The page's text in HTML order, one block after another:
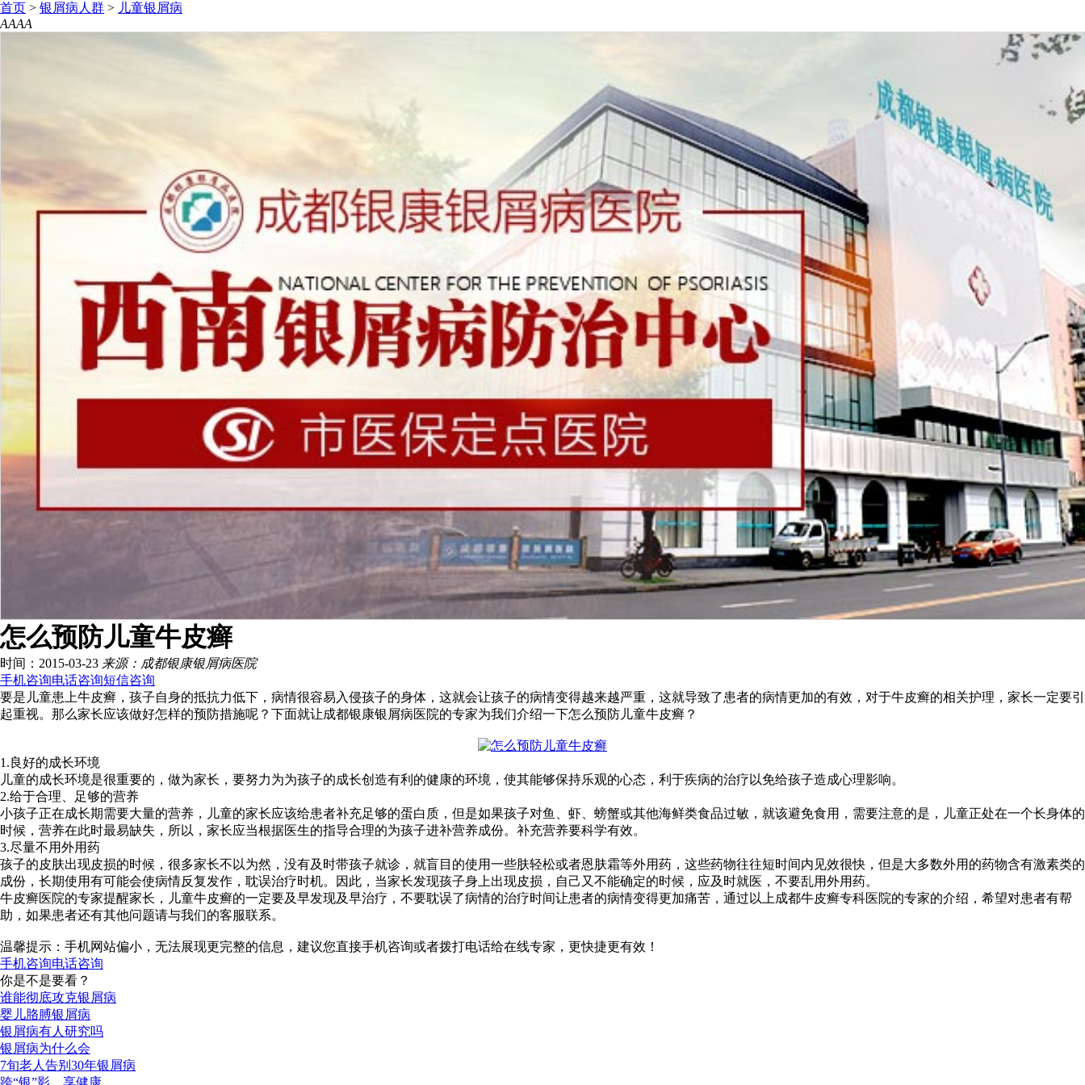
首页 > 银屑病人群 > 儿童银屑病
AAAA
怎么预防儿童牛皮癣
时间：2015-03-23 来源：成都银康银屑病医院
手机咨询电话咨询短信咨询
要是儿童患上牛皮癣，孩子自身的抵抗力低下，病情很容易入侵孩子的身体，这就会让孩子的病情变得越来越严重，这就导致了患者的病情更加的有效，对于牛皮癣的相关护理，家长一定要引
起重视。那么家长应该做好怎样的预防措施呢？下面就让成都银康银屑病医院的专家为我们介绍一下怎么预防儿童牛皮癣？
1.良好的成长环境
儿童的成长环境是很重要的，做为家长，要努力为为孩子的成长创造有利的健康的环境，使其能够保持乐观的心态，利于疾病的治疗以免给孩子造成心理影响。
2.给于合理、足够的营养
小孩子正在成长期需要大量的营养，儿童的家长应该给患者补充足够的蛋白质，但是如果孩子对鱼、虾、螃蟹或其他海鲜类食品过敏，就该避免食用，需要注意的是，儿童正处在一个长身体的
时候，营养在此时最易缺失，所以，家长应当根据医生的指导合理的为孩子进补营养成份。补充营养要科学有效。
3.尽量不用外用药
孩子的皮肤出现皮损的时候，很多家长不以为然，没有及时带孩子就诊，就盲目的使用一些肤轻松或者恩肤霜等外用药，这些药物往往短时间内见效很快，但是大多数外用的药物含有激素类的
成份，长期使用有可能会使病情反复发作，耽误治疗时机。因此，当家长发现孩子身上出现皮损，自己又不能确定的时候，应及时就医，不要乱用外用药。
牛皮癣医院的专家提醒家长，儿童牛皮癣的一定要及早发现及早治疗，不要耽误了病情的治疗时间让患者的病情变得更加痛苦，通过以上成都牛皮癣专科医院的专家的介绍，希望对患者有帮
助，如果患者还有其他问题请与我们的客服联系。
温馨提示：手机网站偏小，无法展现更完整的信息，建议您直接手机咨询或者拨打电话给在线专家，更快捷更有效！
手机咨询电话咨询
你是不是要看？
谁能彻底攻克银屑病
婴儿胳膊银屑病
银屑病有人研究吗
银屑病为什么会
7旬老人告别30年银屑病
跨“银”影，享健康